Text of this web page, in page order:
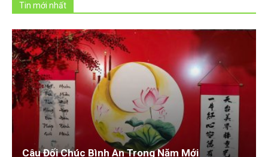
Tin mới nhất
Câu Đối Chúc Bình An Trong Năm Mới